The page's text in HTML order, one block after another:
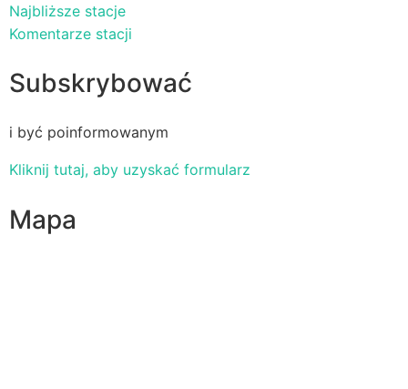
Najbliższe stacje
Komentarze stacji
Subskrybować
i być poinformowanym
Kliknij tutaj, aby uzyskać formularz
Mapa